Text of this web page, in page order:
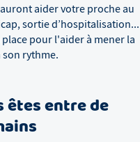
aider votre proche au
sortie d’hospitalisation...
pour l'aider à mener la
son rythme.
êtes entre de